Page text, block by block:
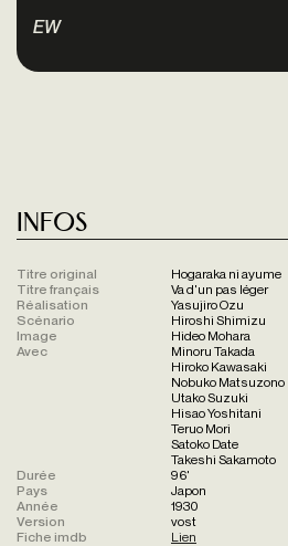
EW
Infos
Titre original
Hogaraka ni ayume
Titre français
Va d'un pas léger
Réalisation
Yasujiro Ozu
Scénario
Hiroshi Shimizu
Image
Hideo Mohara
Avec
Minoru Takada
Hiroko Kawasaki
Nobuko Matsuzono
Utako Suzuki
Hisao Yoshitani
Teruo Mori
Satoko Date
Takeshi Sakamoto
Durée
96'
Pays
Japon
Année
1930
Version
vost
Fiche imdb
Lien